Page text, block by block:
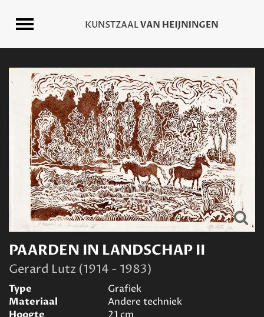
PAARDEN IN LANDSCHAP II
Gerard Lutz (1914 - 1983)
Type
Grafiek
Materiaal
Andere techniek